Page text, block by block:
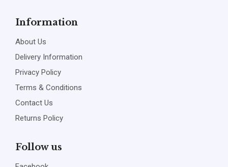
Information
About Us
Delivery Information
Privacy Policy
Terms & Conditions
Contact Us
Returns Policy
Follow us